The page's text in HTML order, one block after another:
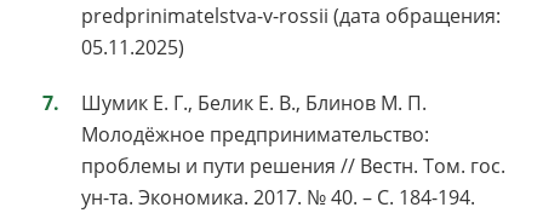
predprinimatelstva-v-rossii (дата обращения:
05.11.2025)
Шумик Е. Г., Белик Е. В., Блинов М. П.
Молодёжное предпринимательство:
проблемы и пути решения // Вестн. Том. гос.
ун-та. Экономика. 2017. № 40. – С. 184-194.